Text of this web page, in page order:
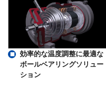
効率的な温度調整に最適な
ボールベアリングソリュー
ション